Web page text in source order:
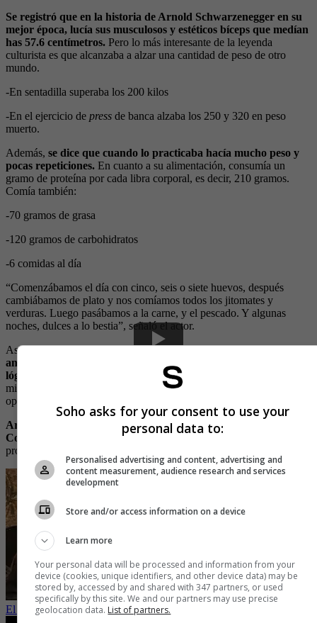
Se registró que en la historia de Arnold Schwarzenegger en su
mejor época, lucía sus musculosos y estéticos bíceps que medían
has 57.6 centímetros. Pero lo más interesante de la leyenda
culturista es que alcanzaba a alzar una cantidad de peso de otro
mundo.
-En sentadilla superaba los 200 kilos
-En el ejercicio de press de banca alzaba los 250 y 320 en peso
muerto.
Además, se dice que cuando lo practicaba hacía mucho peso y
pocas repeticiones. En cuanto a su alimentación, consumía un
gramo de proteína por cada libra corporal, es decir, 210 gramos.
Comía también:
-70 gramos de grasa
-120 gramos de carbohidratos
-6 comidas al día
“Comenzábamos el día con cinco, seis o siete huevos, después
cambiábamos de plato y nos comíamos todos los jitomates y
verduras. Luego pasábamos a la carne, y el pescado. Y algunas
noches, dulces a lo bestia”, señaló el actor.
Asimismo, agregó “Los esteroides son usados de 8 a 10 semanas
antes de competir. No es lo más sano que podemos hacer,
lógicamente, pero los tomamos.
Los uso, los usaba y los usaré
mientras siga compitiendo. Todos lo hacemos si queremos tener una
oportunidad de ganar y competir bien”.
Arnold sacó un suplemento que se llamó Arnold Iron Dream
Concentrated Night Time Recovery,
prohibidas para la salud del cuerpo fue prohibido en Europa.
El sexy entrenamiento de Sara Corrales dónde dejó ver su cola
Soho asks for your consent to use your
personal data to:
Personalised advertising and content, advertising and
content measurement, audience research and services
development
Store and/or access information on a device
Learn more
Your personal data will be processed and information from your
device (cookies, unique identifiers, and other device data) may be
stored by, accessed by and shared with 347 partners, or used
specifically by this site. We and our partners may use precise
geolocation data. List of partners.